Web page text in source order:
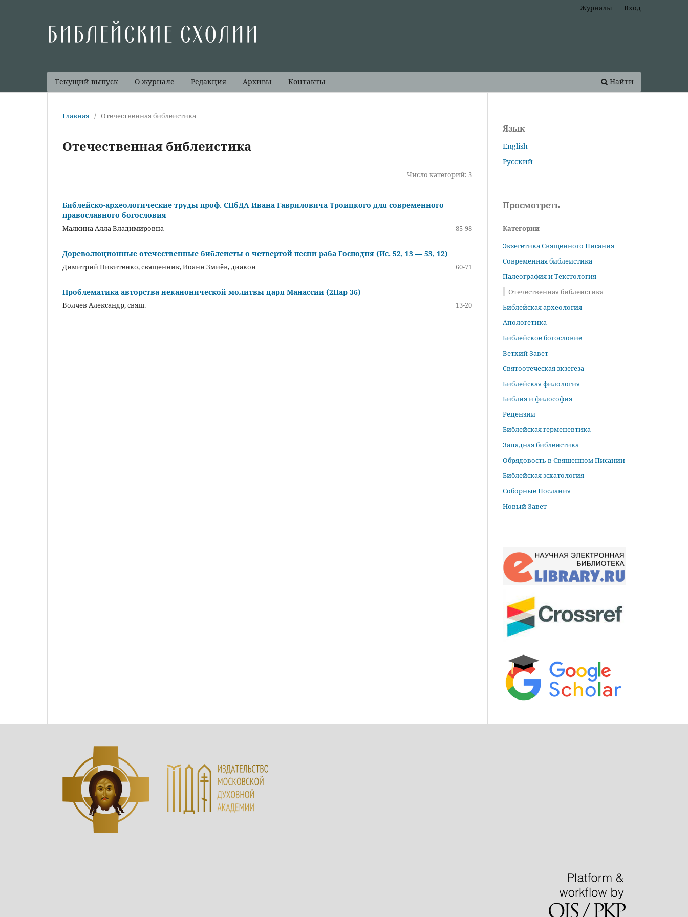
Текущий выпуск О журнале Редакция Архивы Контакты Найти
Журналы Вход
Главная / Отечественная библеистика
Отечественная библеистика
Число категорий: 3
Библейско-археологические труды проф. СПбДА Ивана Гавриловича Троицкого для современного
православного богословия
Малкина Алла Владимировна 85-98
Дореволюционные отечественные библеисты о четвертой песни раба Господня (Ис. 52, 13 — 53, 12)
Димитрий Никитенко, священник, Иоанн Змиёв, диакон 60-71
Проблематика авторства неканонической молитвы царя Манассии (2Пар 36)
Волчев Александр, свящ. 13-20
Язык
English
Русский
Просмотреть
Категории
Экзегетика Священного Писания
Современная библеистика
Палеография и Текстология
Отечественная библеистика
Библейская археология
Апологетика
Библейское богословие
Ветхий Завет
Святоотеческая экзегеза
Библейская филология
Библия и философия
Рецензии
Библейская герменевтика
Западная библеистика
Обрядовость в Священном Писании
Библейская эсхатология
Соборные Послания
Новый Завет